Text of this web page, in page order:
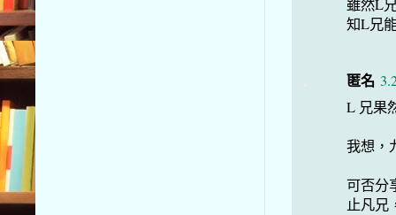
雖然L
知L兄
匿名
L 兄果
我想，
可否分
止凡兄